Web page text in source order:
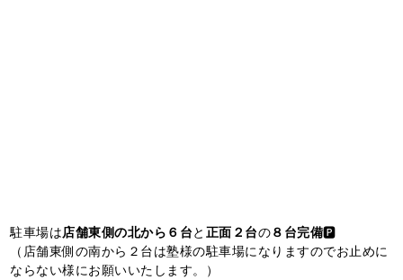
駐車場は店舗東側の北から６台と 正面２台の８台完備🅿️
（店舗東側の南から２台は塾様の駐車場になりますのでお止めに
ならない様にお願いいたします。）